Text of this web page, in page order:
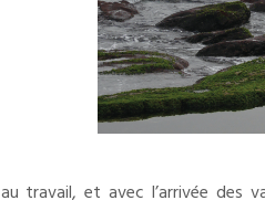
travail, et avec l’arrivée des